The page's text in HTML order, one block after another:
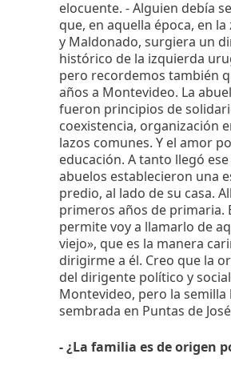
elocuente. - Alguien debía
que, en aquella época, en
y Maldonado, surgiera un
histórico de la izquierda
pero recordemos también
años a Montevideo. La
fueron principios de
coexistencia, organización
lazos comunes. Y el amor
educación. A tanto llegó
abuelos establecieron una
predio, al lado de su casa.
primeros años de primaria.
permite voy a llamarlo de
viejo», que es la manera
dirigirme a él. Creo que la
del dirigente político y
Montevideo, pero la semilla
sembrada en Puntas de
- ¿La familia es de origen